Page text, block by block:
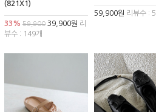
(821X1)
33% 59,900 39,900원 리
뷰수 : 149개
59,900원 리뷰수 :